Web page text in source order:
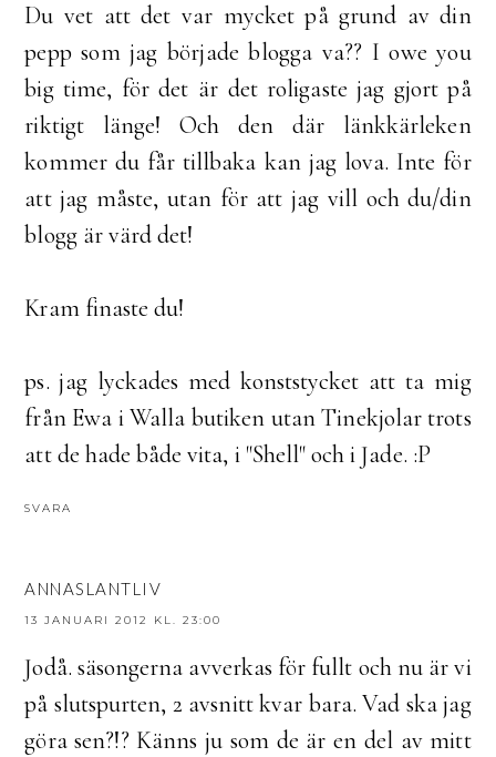
Du vet att det var mycket på grund av din
pepp som jag började blogga va?? I owe you
big time, för det är det roligaste jag gjort på
riktigt länge! Och den där länkkärleken
kommer du får tillbaka kan jag lova. Inte för
att jag måste, utan för att jag vill och du/din
blogg är värd det!
Kram finaste du!
ps. jag lyckades med konststycket att ta mig
från Ewa i Walla butiken utan Tinekjolar trots
att de hade både vita, i "Shell" och i Jade. :P
SVARA
ANNASLANTLIV
13 JANUARI 2012 KL. 23:00
Jodå. säsongerna avverkas för fullt och nu är vi
på slutspurten, 2 avsnitt kvar bara. Vad ska jag
göra sen?!? Känns ju som de är en del av mitt